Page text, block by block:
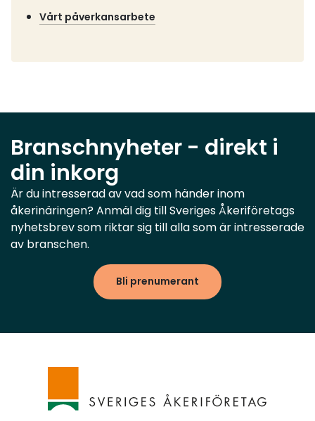
Vårt påverkansarbete
Branschnyheter - direkt i
din inkorg
Är du intresserad av vad som händer inom
åkerinäringen? Anmäl dig till Sveriges Åkeriföretags
nyhetsbrev som riktar sig till alla som är intresserade
av branschen.
Bli prenumerant